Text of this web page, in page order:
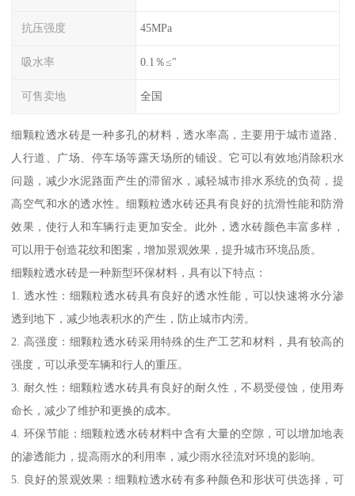
抗压强度 45MPa
吸水率 0.1％≤"
可售卖地 全国
细颗粒透水砖是一种多孔的材料，透水率高，主要用于城市道路、
人行道、广场、停车场等露天场所的铺设。它可以有效地消除积水
问题，减少水泥路面产生的滞留水，减轻城市排水系统的负荷，提
高空气和水的透水性。细颗粒透水砖还具有良好的抗滑性能和防滑
效果，使行人和车辆行走更加安全。此外，透水砖颜色丰富多样，
可以用于创造花纹和图案，增加景观效果，提升城市环境品质。
细颗粒透水砖是一种新型环保材料，具有以下特点：
1. 透水性：细颗粒透水砖具有良好的透水性能，可以快速将水分渗
透到地下，减少地表积水的产生，防止城市内涝。
2. 高强度：细颗粒透水砖采用特殊的生产工艺和材料，具有较高的
强度，可以承受车辆和行人的重压。
3. 耐久性：细颗粒透水砖具有良好的耐久性，不易受侵蚀，使用寿
命长，减少了维护和更换的成本。
4. 环保节能：细颗粒透水砖材料中含有大量的空隙，可以增加地表
的渗透能力，提高雨水的利用率，减少雨水径流对环境的影响。
5. 良好的景观效果：细颗粒透水砖有多种颜色和形状可供选择，可